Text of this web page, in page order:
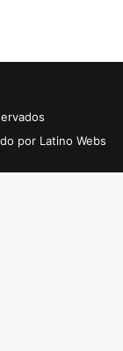
por Latino Webs